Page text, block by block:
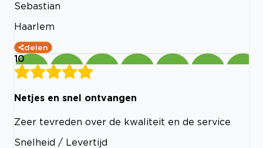
Sebastian
Haarlem
delen
10
Netjes en snel ontvangen
Zeer tevreden over de kwaliteit en de service
Snelheid / Levertijd